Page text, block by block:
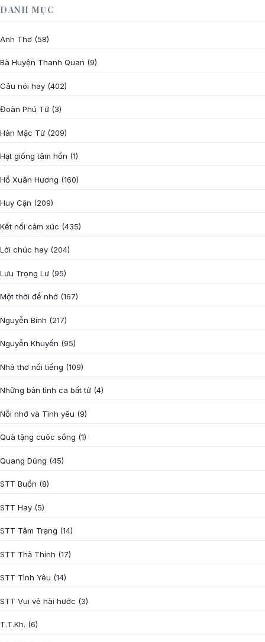
DANH MỤC
Anh Thơ (58)
Bà Huyện Thanh Quan (9)
Câu nói hay (402)
Đoàn Phú Tứ (3)
Hàn Mặc Tử (209)
Hạt giống tâm hồn (1)
Hồ Xuân Hương (160)
Huy Cận (209)
Kết nối cảm xúc (435)
Lời chúc hay (204)
Lưu Trọng Lư (95)
Một thời để nhớ (167)
Nguyễn Bính (217)
Nguyễn Khuyến (95)
Nhà thơ nổi tiếng (109)
Những bản tình ca bất tử (4)
Nỗi nhớ và Tình yêu (9)
Quà tặng cuôc sống (1)
Quang Dũng (45)
STT Buồn (8)
STT Hay (5)
STT Tâm Trạng (14)
STT Thả Thính (17)
STT Tình Yêu (14)
STT Vui vẻ hài hước (3)
T.T.Kh. (6)